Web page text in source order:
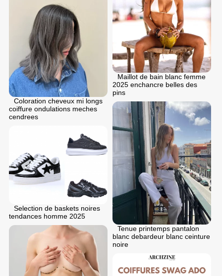
Maillot de bain blanc femme
2025 enchancre belles des
pins
Coloration cheveux mi longs
coiffure ondulations meches
cendrees
Tenue printemps pantalon
blanc debardeur blanc ceinture
noire
Selection de baskets noires
tendances homme 2025